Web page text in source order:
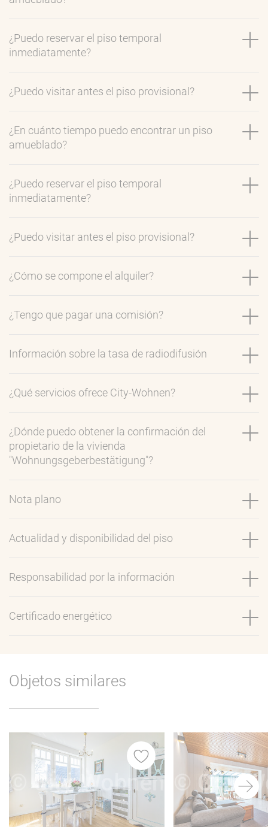
¿Puedo reservar el piso temporal
inmediatamente?
¿Puedo visitar antes el piso provisional?
¿En cuánto tiempo puedo encontrar un piso
amueblado?
¿Puedo reservar el piso temporal
inmediatamente?
¿Puedo visitar antes el piso provisional?
¿Cómo se compone el alquiler?
¿Tengo que pagar una comisión?
Información sobre la tasa de radiodifusión
¿Qué servicios ofrece City-Wohnen?
¿Dónde puedo obtener la confirmación del
propietario de la vivienda
"Wohnungsgeberbestätigung"?
Nota plano
Actualidad y disponibilidad del piso
Responsabilidad por la información
Certificado energético
Objetos similares
Favoritos